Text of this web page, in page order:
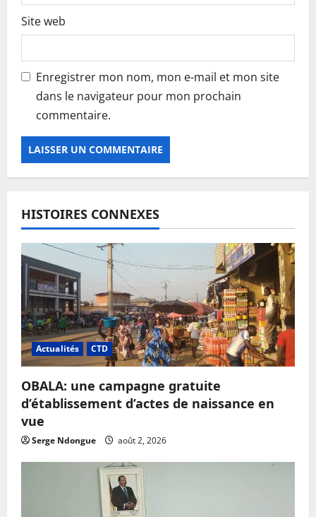
Site web
Enregistrer mon nom, mon e-mail et mon site
dans le navigateur pour mon prochain
commentaire.
HISTOIRES CONNEXES
Actualités CTD
OBALA: une campagne gratuite
d’établissement d’actes de naissance en
vue
Serge Ndongue août 2, 2026